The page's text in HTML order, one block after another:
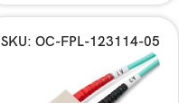
SKU: OC-FPL-123114-05